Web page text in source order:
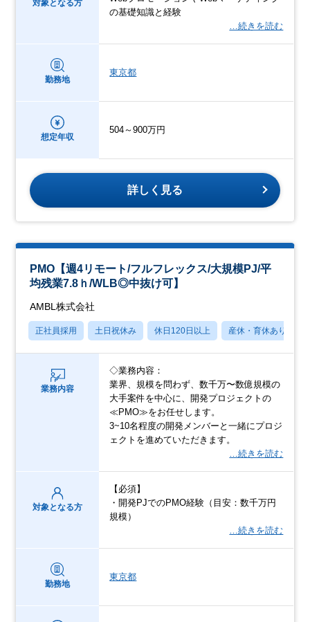
対象となる方
の基礎知識と経験
…続きを読む
勤務地
東京都
想定年収
504～900万円
詳しく見る
PMO【週4リモート/フルフレックス/大規模PJ/平
均残業7.8ｈ/WLB◎中抜け可】
AMBL株式会社
正社員採用 土日祝休み 休日120日以上 産休・育休あり
業務内容
◇業務内容：
業界、規模を問わず、数千万〜数億規模の
大手案件を中心に、開発プロジェクトの
≪PMO≫をお任せします。
3~10名程度の開発メンバーと一緒にプロジ
ェクトを進めていただきます。
…続きを読む
対象となる方
【必須】
・開発PJでのPMO経験（目安：数千万円
規模）
…続きを読む
勤務地
東京都